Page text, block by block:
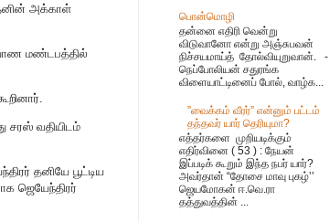
அக்காள்
மண்டபத்தில்
சரஸ் வதியிடம்
தனியே பூட்டிய
ஜெயேந்திரர்
பொன்மொழி
தன்னை எதிரி வென்று
விடுவானோ என்று அஞ்சுபவன்
நிச்சயமாய்த் தோல்வியுறுவான். -
நெப்போலியன் சதுரங்க
விளையாட்டினைப் போல், வாழ்க...
”வைக்கம் வீரர்” என்னும் பட்டம்
தந்தவர் யார் தெரியுமா?
எத்தர்களை முறியடிக்கும்
எதிர்வினை ( 53 ) : நேயன்
இப்படிக் கூறும் இந்த நபர் யார்?
அவர்தான் “தோசை மாவு புகழ்’’
ஜெயமோகன் ஈ.வெ.ரா
தத்துவத்தின் ...